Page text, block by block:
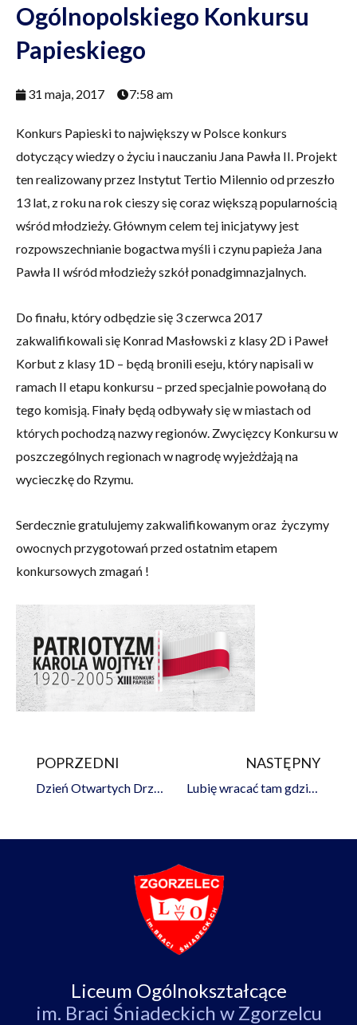
Ogólnopolskiego Konkursu
Papieskiego
31 maja, 2017 7:58 am
Konkurs Papieski to największy w Polsce konkurs
dotyczący wiedzy o życiu i nauczaniu Jana Pawła II. Projekt
ten realizowany przez Instytut Tertio Milennio od przeszło
13 lat, z roku na rok cieszy się coraz większą popularnością
wśród młodzieży. Głównym celem tej inicjatywy jest
rozpowszechnianie bogactwa myśli i czynu papieża Jana
Pawła II wśród młodzieży szkół ponadgimnazjalnych.
Do finału, który odbędzie się 3 czerwca 2017
zakwalifikowali się Konrad Masłowski z klasy 2D i Paweł
Korbut z klasy 1D – będą bronili eseju, który napisali w
ramach II etapu konkursu – przed specjalnie powołaną do
tego komisją. Finały będą odbywały się w miastach od
których pochodzą nazwy regionów. Zwycięzcy Konkursu w
poszczególnych regionach w nagrodę wyjeżdżają na
wycieczkę do Rzymu.
Serdecznie gratulujemy zakwalifikowanym oraz życzymy
owocnych przygotowań przed ostatnim etapem
konkursowych zmagań !
Prev
POPRZEDNI
Dzień Otwartych Drzwi – Śniadeccy Team dołącz do nas !
NASTĘPNY
Lubię wracać tam gdzie byłem już… – jubileuszowy powrót Absolwentów do szkoły po 50 latach
Liceum Ogólnokształcące
im. Braci Śniadeckich w Zgorzelcu